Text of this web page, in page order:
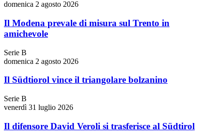
domenica 2 agosto 2026
Il Modena prevale di misura sul Trento in
amichevole
Serie B
domenica 2 agosto 2026
Il Südtiorol vince il triangolare bolzanino
Serie B
venerdì 31 luglio 2026
Il difensore David Veroli si trasferisce al Südtirol